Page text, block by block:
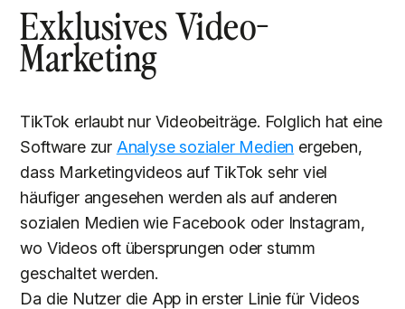
Exklusives Video-
Marketing
TikTok erlaubt nur Videobeiträge. Folglich hat eine
Software zur Analyse sozialer Medien ergeben,
dass Marketingvideos auf TikTok sehr viel
häufiger angesehen werden als auf anderen
sozialen Medien wie Facebook oder Instagram,
wo Videos oft übersprungen oder stumm
geschaltet werden.
Da die Nutzer die App in erster Linie für Videos